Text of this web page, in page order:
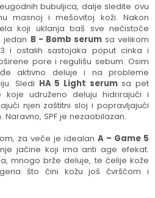
bubuljica, dalje sledite ovu
masnoj i mešovitoj koži. Nakon
koji uklanja baš sve nečistoće
jedan B - Bomb serum sa velikom
i ostalih sastojaka poput cinka i
pore i regulišu sebum. Osim
aktivno deluje i na probleme
Sledi HA 5 Light serumsa pet
koje udruženo deluju hidrirajući i
njen zaštitni sloj i popravljajući
SPF je nezaobilazan.
za veče je idealan A – Game 5
jačine koji ima anti age efekat.
mnogo brže deluje, te ćelije kože
što čini kožu još čvršćom i